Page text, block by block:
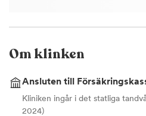
Om klinken
Ansluten till
Kliniken ingår i det statliga
2024)